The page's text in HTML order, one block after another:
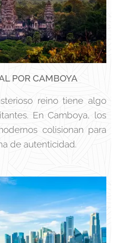
POR CAMBOYA
reino tiene algo
En Camboya, los
colisionan para
de autenticidad.